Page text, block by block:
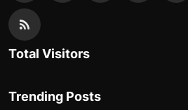
Total Visitors
Trending Posts